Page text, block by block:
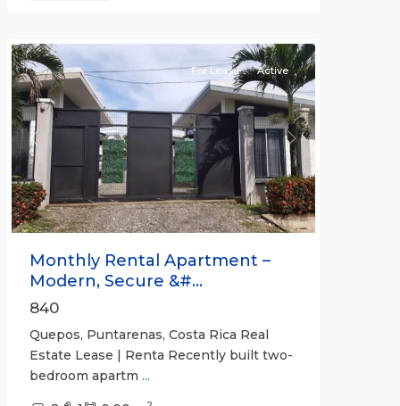
Previous Next
For Lease Active
Monthly Rental Apartment –
Modern, Secure &#...
840
Quepos, Puntarenas, Costa Rica Real
Estate Lease | Renta Recently built two-
bedroom apartm ...